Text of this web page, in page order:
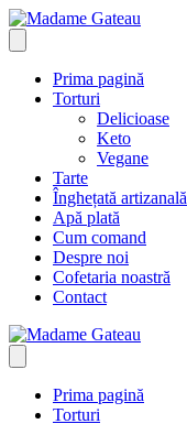
Skip
to
content
Prima pagină
Torturi
Delicioase
Keto
Vegane
Tarte
Înghețată artizanală
Apă plată
Cum comand
Despre noi
Cofetaria noastră
Contact
Prima pagină
Torturi